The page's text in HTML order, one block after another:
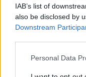
IAB’s list of
also be disclosed by
Downstream
Please note that this
Personal Data
Nem szeretne lemaradni
legfrissebb
postaládájába érkezik!
A SZOL24